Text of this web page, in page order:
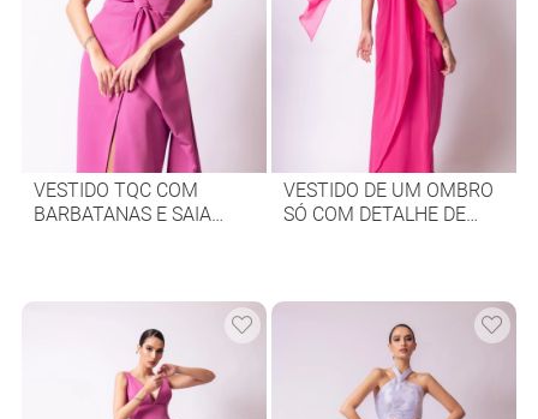
VESTIDO TQC COM
BARBATANAS E SAIA
VESTIDO DE UM OMBRO
SÓ COM DETALHE DE